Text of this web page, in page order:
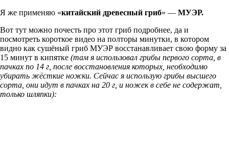
Я же применяю «китайский древесный гриб» — МУЭР.
Вот тут можно почесть про этот гриб подробнее, да и
посмотреть короткое видео на полторы минутки, в котором
видно как сушёный гриб МУЭР восстанавливает свою форму за
15 минут в кипятке (там я использовал грибы первого сорта, в
пачках по 14 г, после восстановления которых, необходимо
убирать жёсткие ножки. Сейчас я использую грибы высшего
сорта, они идут в пачках на 20 г, и ножек в себе не содержат,
только шляпки):